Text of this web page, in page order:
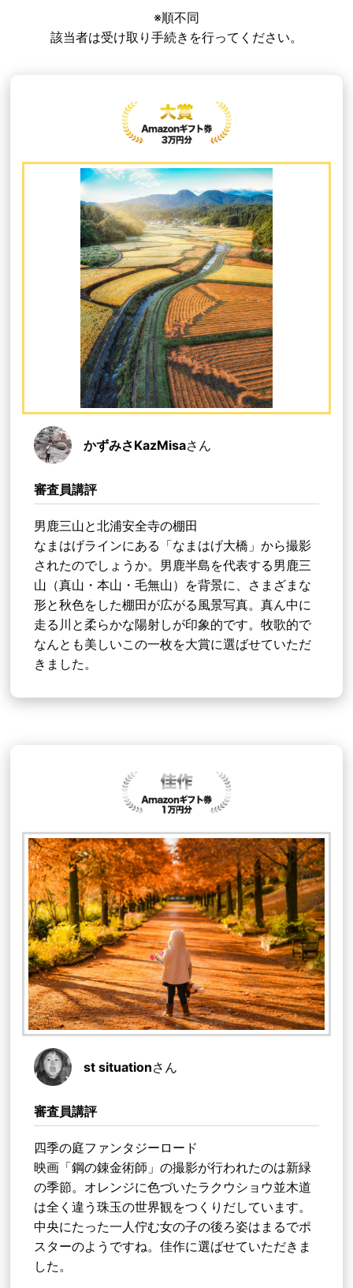
※順不同
該当者は受け取り手続きを行ってください。
かずみさKazMisaさん
審査員講評
男鹿三山と北浦安全寺の棚田
なまはげラインにある「なまはげ大橋」から撮影
されたのでしょうか。男鹿半島を代表する男鹿三
山（真山・本山・毛無山）を背景に、さまざまな
形と秋色をした棚田が広がる風景写真。真ん中に
走る川と柔らかな陽射しが印象的です。牧歌的で
なんとも美しいこの一枚を大賞に選ばせていただ
きました。
st situationさん
審査員講評
四季の庭ファンタジーロード
映画「鋼の錬金術師」の撮影が行われたのは新緑
の季節。オレンジに色づいたラクウショウ並木道
は全く違う珠玉の世界観をつくりだしています。
中央にたった一人佇む女の子の後ろ姿はまるでポ
スターのようですね。佳作に選ばせていただきま
した。